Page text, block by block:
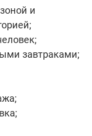
и
завтраками;